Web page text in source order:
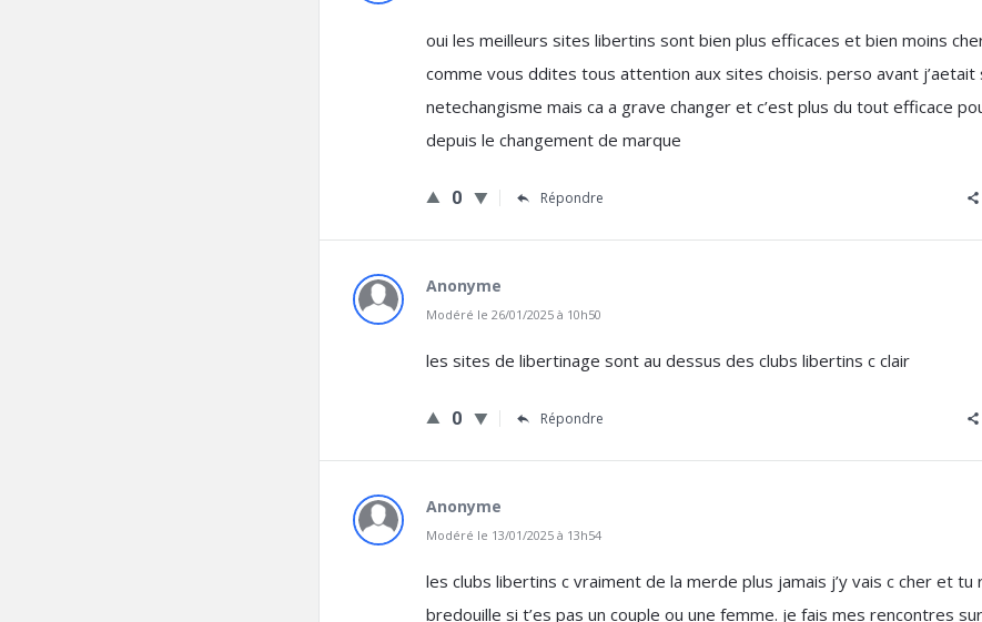
oui les meilleurs sites libertins sont bien plus efficaces et bien moins
comme vous ddites tous attention aux sites choisis. perso avant j’aetait
netechangisme mais ca a grave changer et c’est plus du tout efficace
depuis le changement de marque
0 Répondre
Anonyme
Modéré le 26/01/2025 à 10h50
les sites de libertinage sont au dessus des clubs libertins c clair
0 Répondre
Anonyme
Modéré le 13/01/2025 à 13h54
les clubs libertins c vraiment de la merde plus jamais j’y vais c cher et tu
bredouille si t’es pas un couple ou une femme. je fais mes rencontres